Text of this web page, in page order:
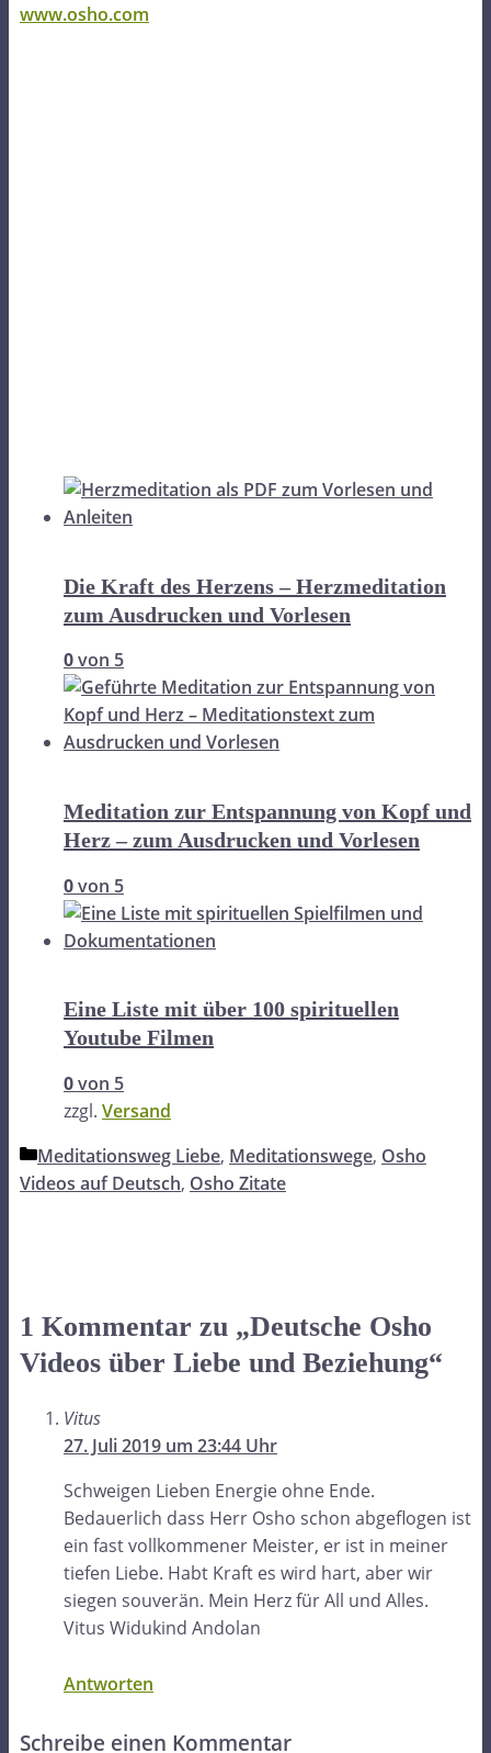
www.osho.com
Die Kraft des Herzens – Herzmeditation
zum Ausdrucken und Vorlesen
0von 5
Meditation zur Entspannung von Kopf und
Herz – zum Ausdrucken und Vorlesen
0von 5
Eine Liste mit über 100 spirituellen
Youtube Filmen
0von 5
zzgl. Versand
Kategorien
Meditationsweg Liebe, Meditationswege, Osho
Videos auf Deutsch, Osho Zitate
1 Kommentar zu „Deutsche Osho
Videos über Liebe und Beziehung“
Vitus
27. Juli 2019 um 23:44 Uhr
Schweigen Lieben Energie ohne Ende.
Bedauerlich dass Herr Osho schon abgeflogen ist
ein fast vollkommener Meister, er ist in meiner
tiefen Liebe. Habt Kraft es wird hart, aber wir
siegen souverän. Mein Herz für All und Alles.
Vitus Widukind Andolan
Antworten
Schreibe einen Kommentar